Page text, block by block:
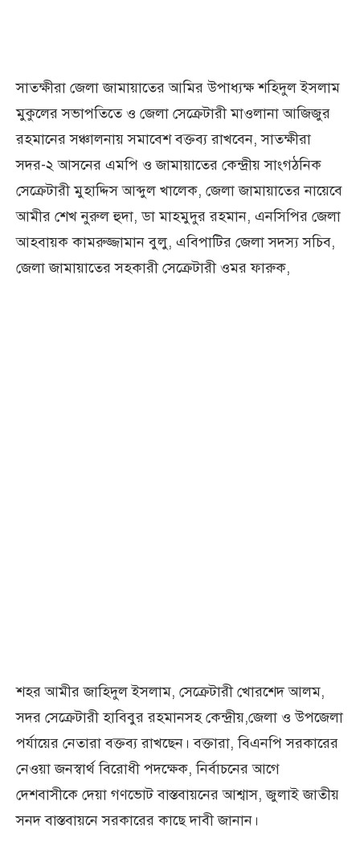
সাতক্ষীরা জেলা জামায়াতের আমির উপাধ্যক্ষ শহিদুল ইসলাম
মুকুলের সভাপতিতে ও জেলা সেক্রেটারী মাওলানা আজিজুর
রহমানের সঞ্চালনায় সমাবেশ বক্তব্য রাখবেন, সাতক্ষীরা
সদর-২ আসনের এমপি ও জামায়াতের কেন্দ্রীয় সাংগঠনিক
সেক্রেটারী মুহাদ্দিস আব্দুল খালেক, জেলা জামায়াতের নায়েবে
আমীর শেখ নুরুল হুদা, ডা মাহমুদুর রহমান, এনসিপির জেলা
আহবায়ক কামরুজ্জামান বুলু, এবিপাটির জেলা সদস্য সচিব,
জেলা জামায়াতের সহকারী সেক্রেটারী ওমর ফারুক,
শহর আমীর জাহিদুল ইসলাম, সেক্রেটারী খোরশেদ আলম,
সদর সেক্রেটারী হাবিবুর রহমানসহ কেন্দ্রীয়,জেলা ও উপজেলা
পর্যায়ের নেতারা বক্তব্য রাখছেন। বক্তারা, বিএনপি সরকারের
নেওয়া জনস্বার্থ বিরোধী পদক্ষেক, নির্বাচনের আগে
দেশবাসীকে দেয়া গণভোট বাস্তবায়নের আশ্বাস, জুলাই জাতীয়
সনদ বাস্তবায়নে সরকারের কাছে দাবী জানান।